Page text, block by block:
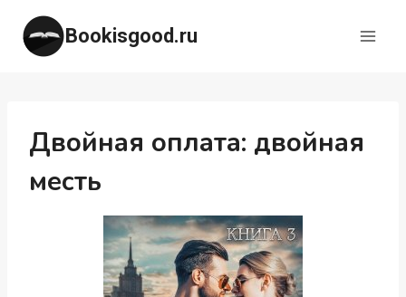
Перейти
содержимому
Bookisgood.ru
Двойная оплата: двойная
месть